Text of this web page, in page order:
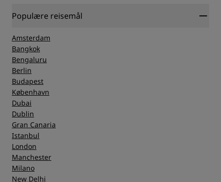
Populære reisemål
Amsterdam
Bangkok
Bengaluru
Berlin
Budapest
København
Dubai
Dublin
Gran Canaria
Istanbul
London
Manchester
Milano
New Delhi